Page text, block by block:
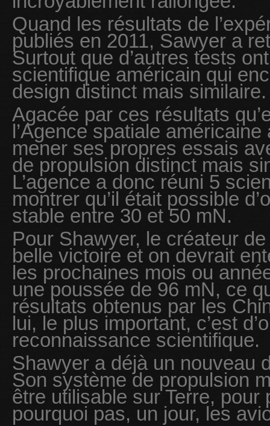
Quand les résultats de
publiés en 2011, Sawyer a
Surtout que d’autres tests
scientifique américain qui
design distinct mais similaire.
Agacée par ces résultats
l’Agence spatiale
mener ses propres essais
de propulsion distinct mais
L’agence a donc réuni 5
montrer qu’il était possible
stable entre 30 et 50 mN.
Pour Shawyer, le créateur
belle victoire et on devrait
les prochaines mois ou
une poussée de 96 mN, ce
résultats obtenus par les
lui, le plus important, c’est
reconnaissance scientifique.
Shawyer a déjà un nouveau
Son système de propulsion
être utilisable sur Terre,
pourquoi pas, un jour, les